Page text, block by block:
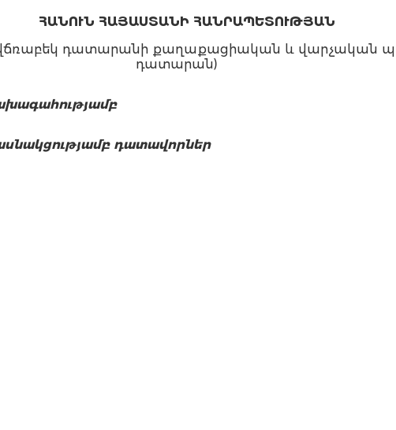
ՀԱՆՈՒՆ ՀԱՅԱՍՏԱՆԻ ՀԱՆՐԱՊԵՏՈՒԹՅԱՆ
դատարանի քաղաքացիական և վարչական
դատարան)
դատավորներ